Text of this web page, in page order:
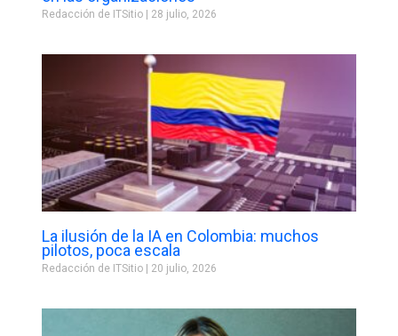
Redacción de ITSitio 28 julio, 2026
La ilusión de la IA en Colombia: muchos
pilotos, poca escala
Redacción de ITSitio 20 julio, 2026